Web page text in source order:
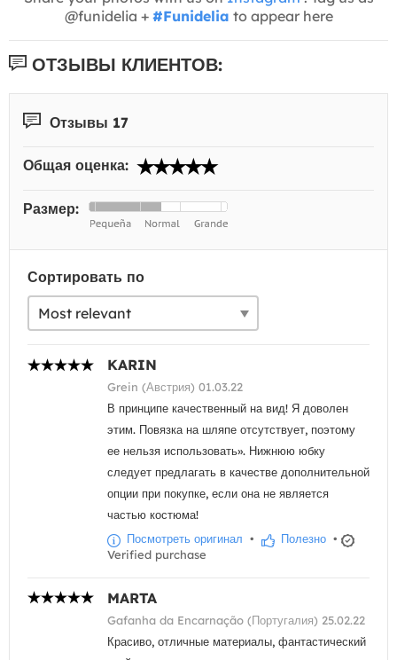
@funidelia + #Funidelia to appear here
ОТЗЫВЫ КЛИЕНТОВ:
Отзывы 17
Общая оценка:
Размер:
Сортировать по
KARIN
Grein (Австрия) 01.03.22
В принципе качественный на вид! Я доволен
этим. Повязка на шляпе отсутствует, поэтому
ее нельзя использовать». Нижнюю юбку
следует предлагать в качестве дополнительной
опции при покупке, если она не является
частью костюма!
Посмотреть оригинал • Полезно •
Verified purchase
MARTA
Gafanha da Encarnação (Португалия) 25.02.22
Красиво, отличные материалы, фантастический